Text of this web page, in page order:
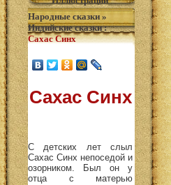
Народные сказки »
Индийские сказки:
Сахас Синх
Сахас Синх
С детских лет слыл
Сахас Синх непоседой и
озорником. Был он у
отца с матерью